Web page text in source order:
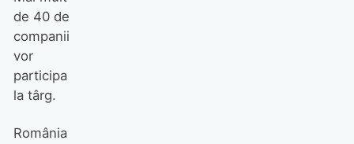
de 40 de
companii
vor
participa
la târg.
România